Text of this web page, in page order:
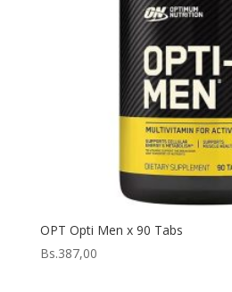
OPT Opti Men x 90 Tabs
Bs.387,00